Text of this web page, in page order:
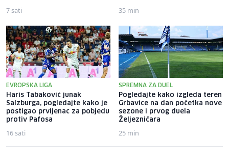
7 sati 35 min
EVROPSKA LIGA
Haris Tabaković junak
Salzburga, pogledajte kako je
postigao prvijenac za pobjedu
protiv Pafosa
16 sati
SPREMNA ZA DUEL
Pogledajte kako izgleda teren
Grbavice na dan početka nove
sezone i prvog duela
Željezničara
25 min